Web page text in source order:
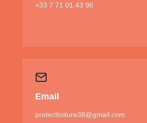
+33 7 71 01 43 96
Email
protecttoiture38@gmail.com